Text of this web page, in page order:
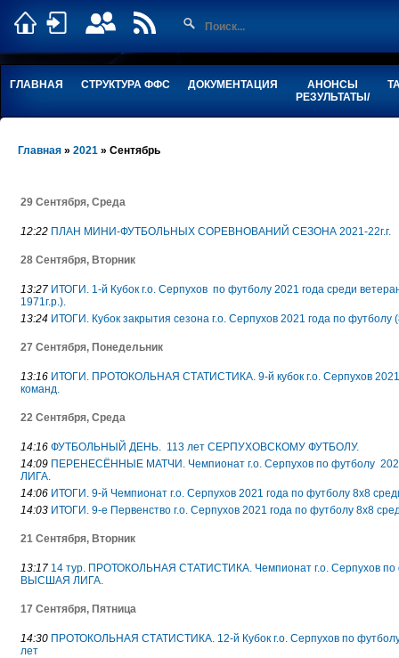
ГЛАВНАЯ СТРУКТУРА ФФС ДОКУМЕНТАЦИЯ
АНОНСЫ
РЕЗУЛЬТАТЫ/
Главная » 2021 » Сентябрь
29 Сентября, Среда
12:22 ПЛАН МИНИ-ФУТБОЛЬНЫХ СОРЕВНОВАНИЙ СЕЗОНА 2021-22г.г.
28 Сентября, Вторник
13:27 ИТОГИ. 1-й Кубок г.о. Серпухов по футболу 2021 года среди
1971г.р.).
13:24 ИТОГИ. Кубок закрытия сезона г.о. Серпухов 2021 года по футболу
27 Сентября, Понедельник
13:16 ИТОГИ. ПРОТОКОЛЬНАЯ СТАТИСТИКА. 9-й кубок г.о. Серпухов 2021
команд.
22 Сентября, Среда
14:16 ФУТБОЛЬНЫЙ ДЕНЬ. 113 лет СЕРПУХОВСКОМУ ФУТБОЛУ.
14:09 ПЕРЕНЕСЁННЫЕ МАТЧИ. Чемпионат г.о. Серпухов по футболу
ЛИГА.
14:06 ИТОГИ. 9-й Чемпионат г.о. Серпухов 2021 года по футболу 8х8
14:03 ИТОГИ. 9-е Первенство г.о. Серпухов 2021 года по футболу 8х8
21 Сентября, Вторник
13:17 14 тур. ПРОТОКОЛЬНАЯ СТАТИСТИКА. Чемпионат г.о. Серпухов по
ВЫСШАЯ ЛИГА.
17 Сентября, Пятница
14:30 ПРОТОКОЛЬНАЯ СТАТИСТИКА. 12-й Кубок г.о. Серпухов по
лет